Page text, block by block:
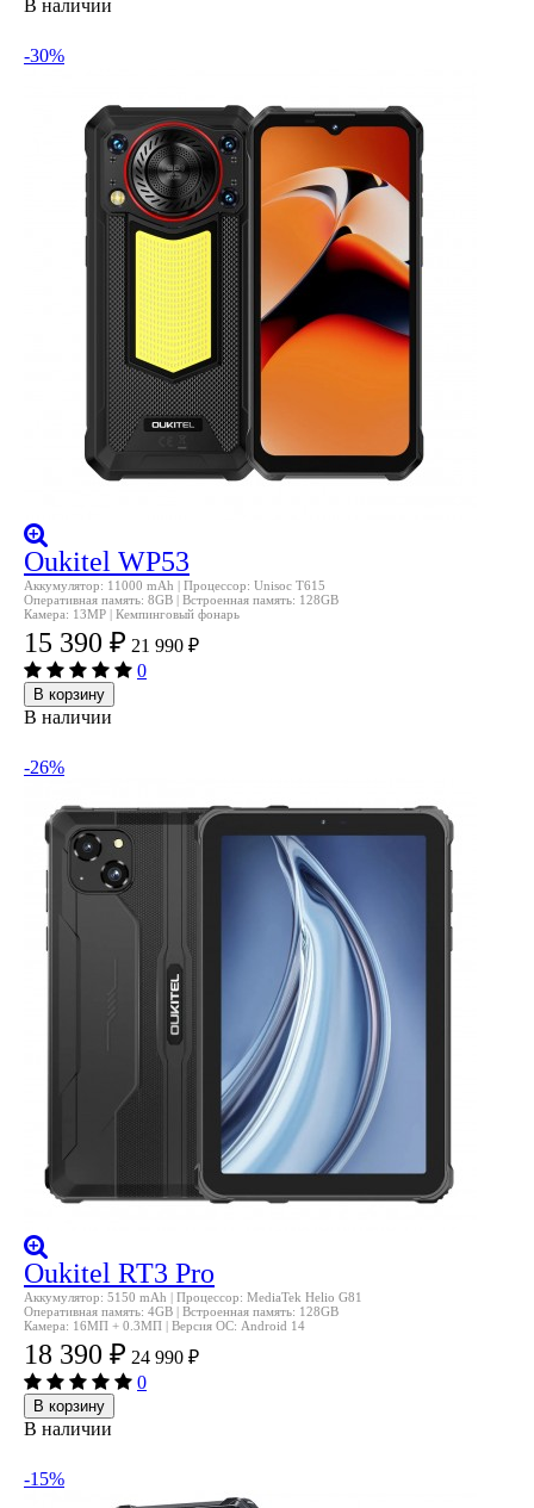
В наличии
-30%
Oukitel WP53
Аккумулятор: 11000 mAh | Процессор: Unisoc T615
Оперативная память: 8GB | Встроенная память: 128GB
Камера: 13MP | Кемпинговый фонарь
15 390 ₽ 21 990 ₽
0
В корзину
В наличии
-26%
Oukitel RT3 Pro
Аккумулятор: 5150 mAh | Процессор: MediaTek Helio G81
Оперативная память: 4GB | Встроенная память: 128GB
Камера: 16МП + 0.3МП | Версия ОС: Android 14
18 390 ₽ 24 990 ₽
0
В корзину
В наличии
-15%